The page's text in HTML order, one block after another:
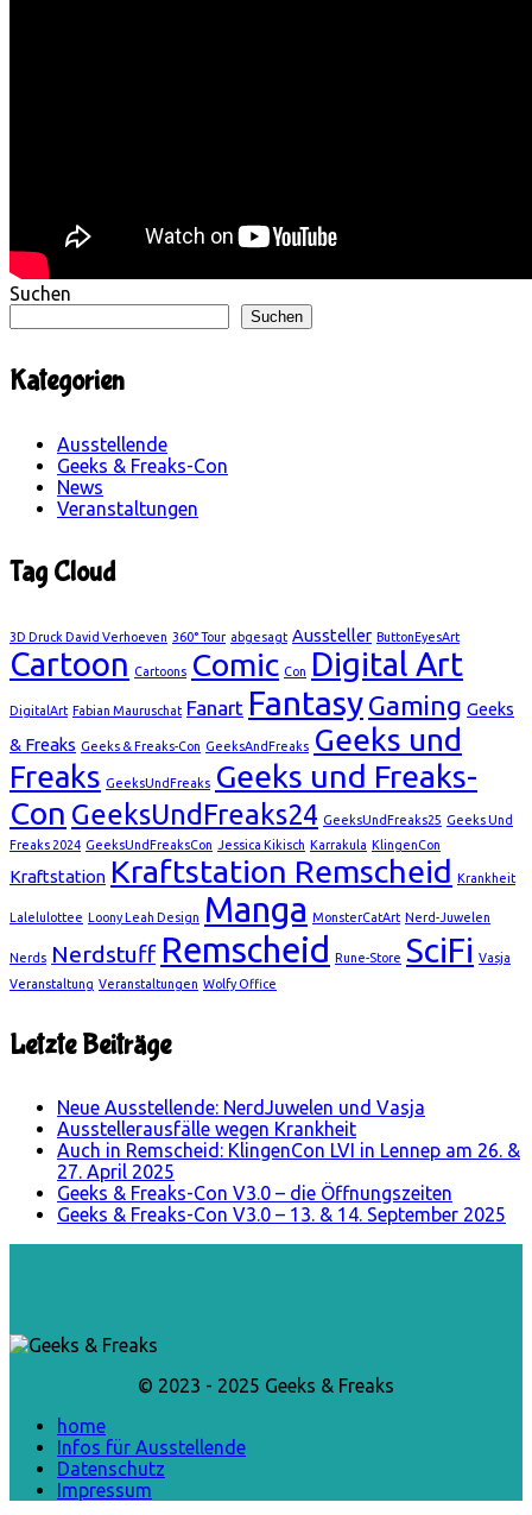
Suchen
Suchen
Kategorien
Ausstellende
Geeks & Freaks-Con
News
Veranstaltungen
Tag Cloud
3D Druck David Verhoeven 360° Tour abgesagt Aussteller ButtonEyesArt
Cartoon Cartoons Comic Con Digital Art
DigitalArt Fabian Mauruschat Fanart Fantasy Gaming Geeks
& Freaks Geeks & Freaks-Con GeeksAndFreaks Geeks und
Freaks GeeksUndFreaks Geeks und Freaks-
Con GeeksUndFreaks24 GeeksUndFreaks25 Geeks Und
Freaks 2024 GeeksUndFreaksCon Jessica Kikisch Karrakula KlingenCon
Kraftstation Kraftstation Remscheid Krankheit
Lalelulottee Loony Leah Design Manga MonsterCatArt Nerd-Juwelen
Nerds Nerdstuff Remscheid Rune-Store SciFi Vasja
Veranstaltung Veranstaltungen Wolfy Office
Letzte Beiträge
Neue Ausstellende: NerdJuwelen und Vasja
Ausstellerausfälle wegen Krankheit
Auch in Remscheid: KlingenCon LVI in Lennep am 26. &
27. April 2025
Geeks & Freaks-Con V3.0 – die Öffnungszeiten
Geeks & Freaks-Con V3.0 – 13. & 14. September 2025
© 2023 - 2025 Geeks & Freaks
home
Infos für Ausstellende
Datenschutz
Impressum